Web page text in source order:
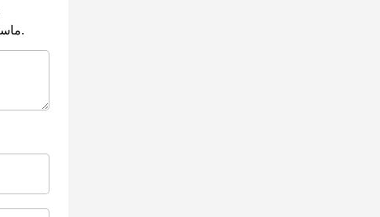
ماسكوس. نقرأ آراءك، ونرد عليها، بناء على طلبكم في أسرع وقت ممكن.